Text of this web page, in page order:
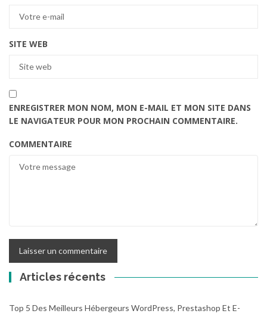
SITE WEB
ENREGISTRER MON NOM, MON E-MAIL ET MON SITE DANS
LE NAVIGATEUR POUR MON PROCHAIN COMMENTAIRE.
COMMENTAIRE
Articles récents
Top 5 Des Meilleurs Hébergeurs WordPress, Prestashop Et E-